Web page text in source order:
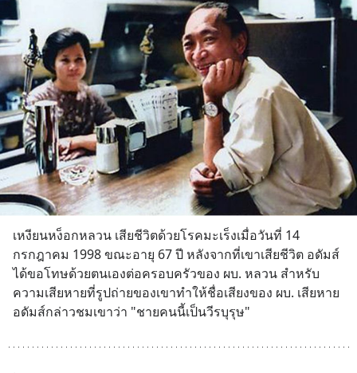
เหงียนหง็อกหลวน เสียชีวิตด้วยโรคมะเร็งเมื่อวันที่ 14
กรกฎาคม 1998 ขณะอายุ 67 ปี หลังจากที่เขาเสียชีวิต อดัมส์
ได้ขอโทษด้วยตนเองต่อครอบครัวของ ผบ. หลวน สำหรับ
ความเสียหายที่รูปถ่ายของเขาทำให้ชื่อเสียงของ ผบ. เสียหาย
อดัมส์กล่าวชมเขาว่า "ชายคนนี้เป็นวีรบุรุษ"